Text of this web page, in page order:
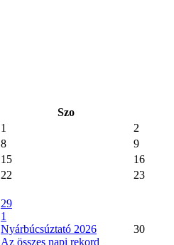
Szo
1
2
8
9
15
16
22 23
29
1
Nyárbúcsúztató 2026
Az összes napi rekord
30